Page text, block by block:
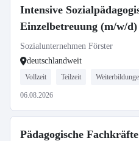
Intensive
Einzelbetreuung (m/w/
Sozialunternehmen Förster
deutschlandweit
Vollzeit Teilzeit
06.08.2026
Pädagogische